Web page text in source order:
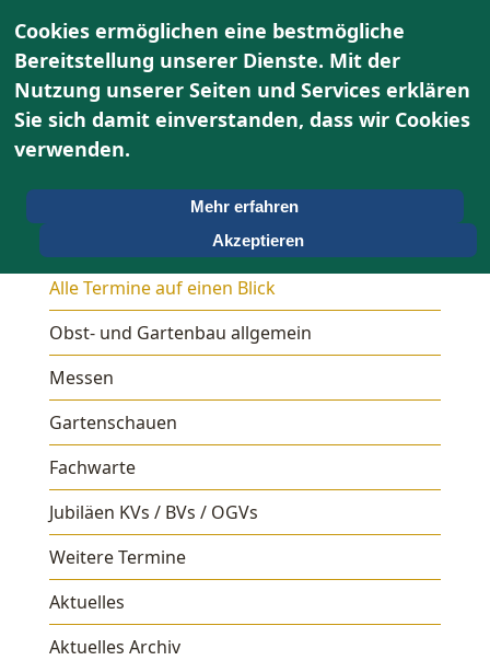
Alle Termine auf einen Blick
Obst- und Gartenbau allgemein
Messen
Gartenschauen
Fachwarte
Jubiläen KVs / BVs / OGVs
Weitere Termine
Aktuelles
Aktuelles Archiv
Cookies ermöglichen eine bestmögliche
Bereitstellung unserer Dienste. Mit der
Nutzung unserer Seiten und Services erklären
Sie sich damit einverstanden, dass wir Cookies
verwenden.
Mehr erfahren
Akzeptieren